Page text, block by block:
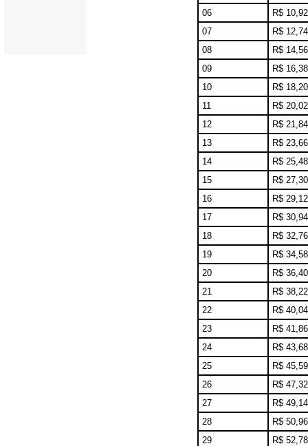
06
R$ 10,92
07
R$ 12,74
08
R$ 14,56
09
R$ 16,38
10
R$ 18,20
11
R$ 20,02
12
R$ 21,84
13
R$ 23,66
14
R$ 25,48
15
R$ 27,30
16
R$ 29,12
17
R$ 30,94
18
R$ 32,76
19
R$ 34,58
20
R$ 36,40
21
R$ 38,22
22
R$ 40,04
23
R$ 41,86
24
R$ 43,68
25
R$ 45,59
26
R$ 47,32
27
R$ 49,14
28
R$ 50,96
29
R$ 52,78